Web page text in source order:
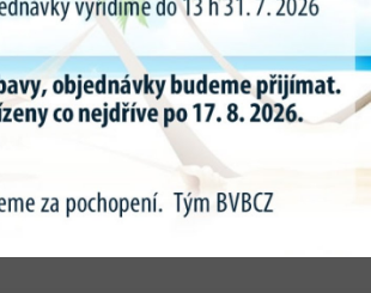
: 4,5cm
: 25"
700bar
1 PATENTY
hliníkových slitin, zaručující
což je výhodné pro obsluhu při jejich